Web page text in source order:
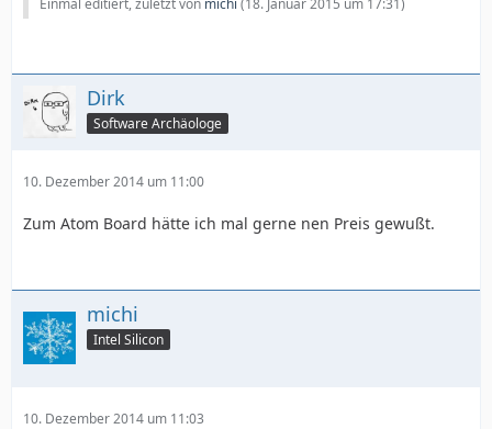
Dirk
Software Archäologe
10. Dezember 2014 um 11:00
Zum Atom Board hätte ich mal gerne nen Preis gewußt.
michi
Intel Silicon
10. Dezember 2014 um 11:03